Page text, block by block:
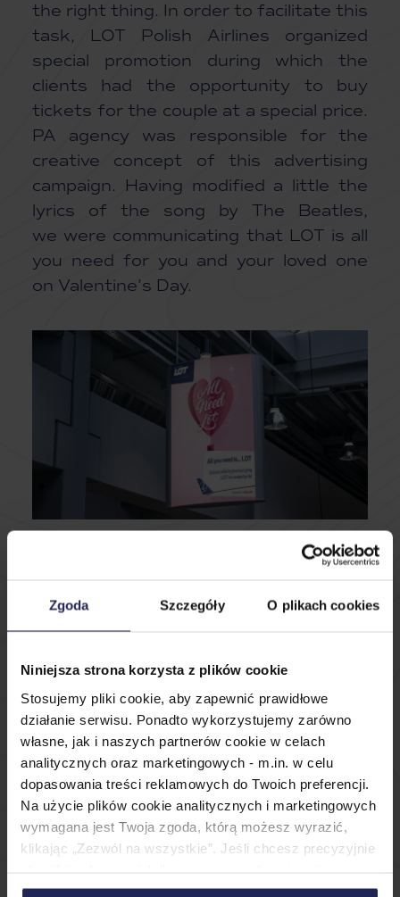
Zgoda Szczegóły O plikach cookies
Niniejsza strona korzysta z plików cookie
Stosujemy pliki cookie, aby zapewnić prawidłowe
działanie serwisu. Ponadto wykorzystujemy zarówno
własne, jak i naszych partnerów cookie w celach
analitycznych oraz marketingowych - m.in. w celu
dopasowania treści reklamowych do Twoich preferencji.
Na użycie plików cookie analitycznych i marketingowych
wymagana jest Twoja zgoda, którą możesz wyrazić,
klikając „Zezwól na wszystkie”. Jeśli chcesz precyzyjnie
wybierz opcję „Spersonalizuj”. Wyrażoną zgodę możesz
the right thing. In order to facilitate this
task, LOT Polish Airlines organized
special promotion during which the
clients had the opportunity to buy
tickets for the couple at a special price.
PA agency was responsible for the
creative concept of this advertising
campaign. Having modified a little the
lyrics of the song by The Beatles,
we were communicating that LOT is all
you need for you and your loved one
on Valentine’s Day.
“All you need is LOT” – this was the
Promotion. On February 12th – 14th
to get a surprise for their loved one
by organizing a romantic trip
to a chosen destination. Marketing
activities undertaken by us were
conducted not only on the Polish
market, but also in Germany, France,
Italy and Hungary. Within the
framework of the project, we were
Visual, promotional slogan, mailings,